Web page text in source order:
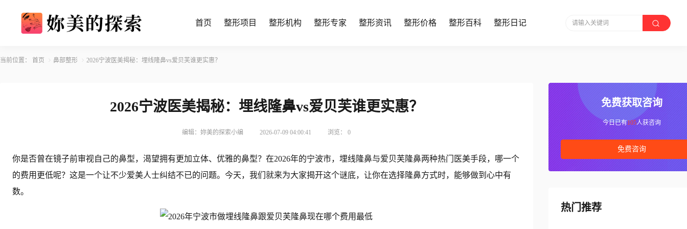
首页 整形项目 整形机构 整形专家 整形资讯 整形价格 整形百科 整形日记 请输入关键词
当前位置： 首页 鼻部整形 2026宁波医美揭秘：埋线隆鼻vs爱贝芙谁更实惠？
2026宁波医美揭秘：埋线隆鼻vs爱贝芙谁更实惠？
编辑：妳美的探索小编 2026-07-09 04:00:41 浏览：0
你是否曾在镜子前审视自己的鼻型，渴望拥有更加立体、优雅的鼻型？在2026年的宁波市，埋线隆鼻与爱贝芙隆鼻两种热门医美手段，哪一个
的费用更低呢？这是一个让不少爱美人士纠结不已的问题。今天，我们就来为大家揭开这个谜底，让你在选择隆鼻方式时，能够做到心中有
数。
免费获取咨询
今日已有105人获咨询
免费咨询
热门推荐